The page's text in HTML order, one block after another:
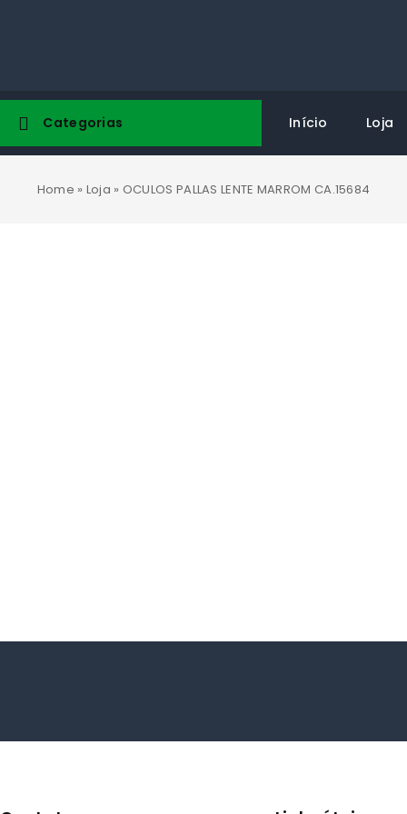
Categorias Início Loja
Home » Loja » OCULOS PALLAS LENTE MARROM CA.15684